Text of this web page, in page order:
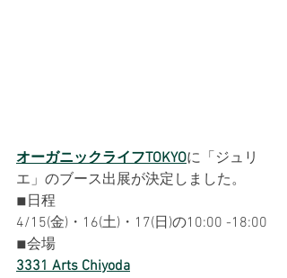
オーガニックライフTOKYOに「ジュリ
エ」のブース出展が決定しました。
◾︎日程
4/15(金)・16(土)・17(日)の10:00 -18:00
⁡◾︎会場
3331 Arts Chiyoda